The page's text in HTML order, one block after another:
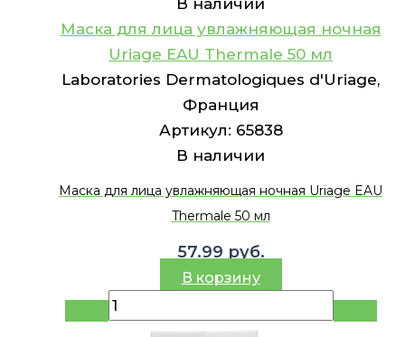
Маска для лица увлажняющая ночная
Uriage EAU Thermale 50 мл
Laboratories Dermatologiques d'Uriage,
Франция
Артикул: 65838
В наличии
Маска для лица увлажняющая ночная Uriage EAU
Thermale 50 мл
57.99 руб.
В корзину